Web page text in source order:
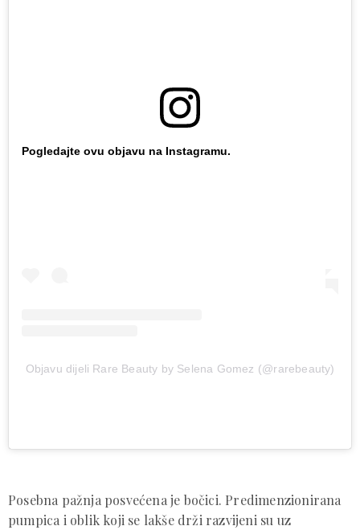
Pogledajte ovu objavu na Instagramu.
Objavu dijeli Rare Beauty by Selena Gomez (@rarebeauty)
Posebna pažnja posvećena je bočici. Predimenzionirana
pumpica i oblik koji se lakše drži razvijeni su uz